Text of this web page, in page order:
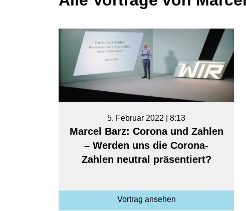
5. Februar 2022 | 8:13
Marcel Barz: Corona und Zahlen
– Werden uns die Corona-
Zahlen neutral präsentiert?
Vortrag ansehen